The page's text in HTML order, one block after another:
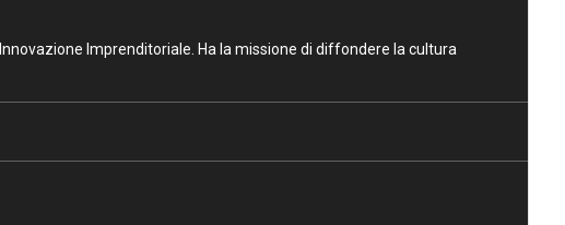
Imprenditoriale. Ha la missione di diffondere la cultura